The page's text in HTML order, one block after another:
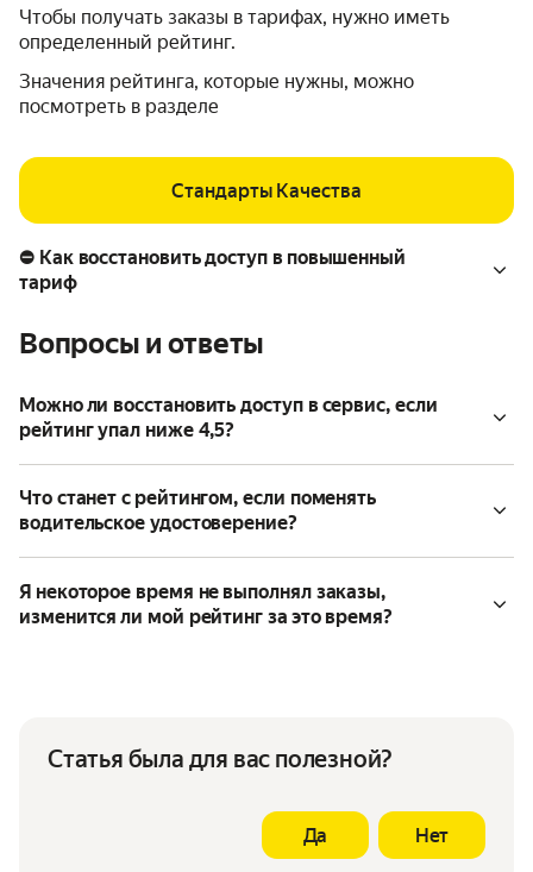
Чтобы получать заказы в тарифах, нужно иметь
определенный рейтинг.
Значения рейтинга, которые нужны, можно
посмотреть в разделе
Стандарты Качества
⛔ Как восстановить доступ в повышенный
тариф
Вопросы и ответы
Можно ли восстановить доступ в сервис, если
рейтинг упал ниже 4,5?
Что станет с рейтингом, если поменять
водительское удостоверение?
Я некоторое время не выполнял заказы,
изменится ли мой рейтинг за это время?
Статья была для вас полезной?
Да Нет